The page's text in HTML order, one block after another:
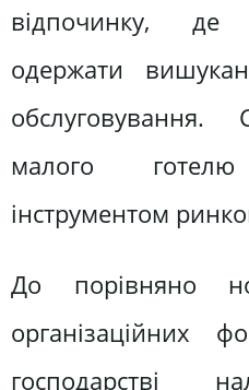
відпочинку, де
одержати
обслуговування.
малого
інструментом
До порівняно
організаційних
господарстві